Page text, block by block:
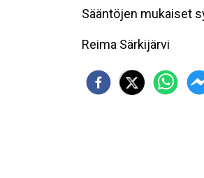
Sääntöjen mukaiset
Reima Särkijärvi